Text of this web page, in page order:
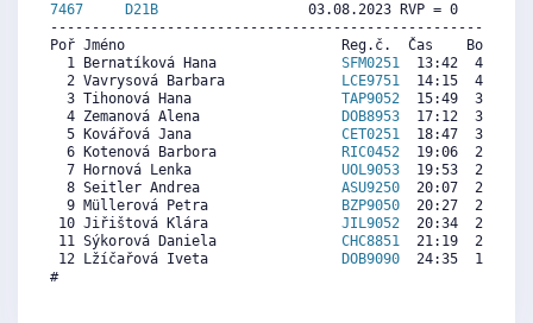
7467
D21B
03.08.2023 RVP = 0     IP
Poř Jméno                          Reg.č.  Čas    Body
  1 Bernatíková Hana
SFM0251
13:42  4479
  2 Vavrysová Barbara
LCE9751
14:15  4320
  3 Tihonová Hana
TAP9052
15:49  3866
  4 Zemanová Alena
DOB8953
17:12  3466
  5 Kovářová Jana
CET0251
18:47  3008
  6 Kotenová Barbora
RIC0452
19:06  2916
  7 Hornová Lenka
UOL9053
19:53  2690
  8 Seitler Andrea
ASU9250
20:07  2622
  9 Müllerová Petra
BZP9050
20:27  2526
10 Jiřištová Klára JIL9052
20:34  2492
11 Sýkorová Daniela CHC8851
21:19  2275
12 Lžíčařová Iveta
DOB9090
24:35  1330
#